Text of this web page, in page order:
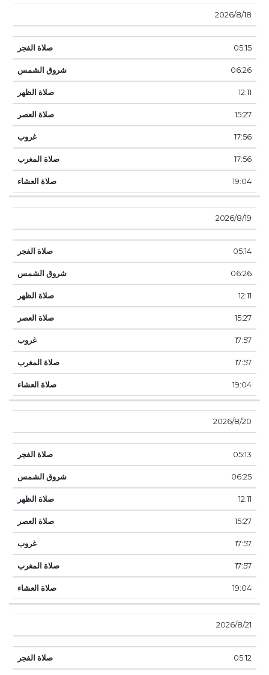
18‏‏/8‏‏/2026
05:15
06:26
12:11
15:27
17:56
17:56
19:04
19‏‏/8‏‏/2026
05:14
06:26
12:11
15:27
17:57
17:57
19:04
20‏‏/8‏‏/2026
05:13
06:25
12:11
15:27
17:57
17:57
19:04
21‏‏/8‏‏/2026
05:12